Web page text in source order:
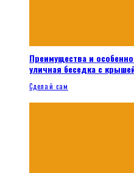
Преимущества и
уличная беседка с
Сделай сам